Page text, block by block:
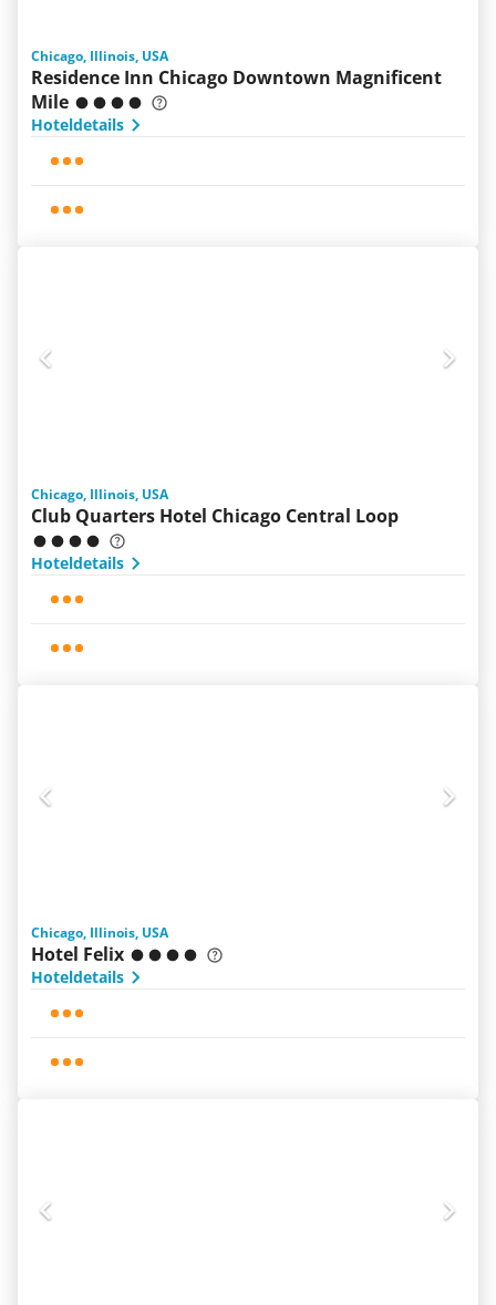
Chicago, Illinois, USA
Residence Inn Chicago Downtown Magnificent
Mile
Hoteldetails
Chicago, Illinois, USA
Club Quarters Hotel Chicago Central Loop
Hoteldetails
Chicago, Illinois, USA
Hotel Felix
Hoteldetails